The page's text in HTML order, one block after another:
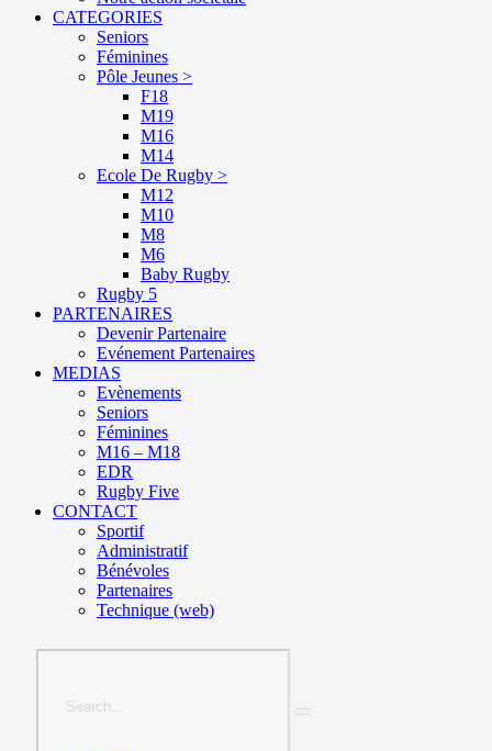
CATEGORIES
Seniors
Féminines
Pôle Jeunes >
F18
M19
M16
M14
Ecole De Rugby >
M12
M10
M8
M6
Baby Rugby
Rugby 5
PARTENAIRES
Devenir Partenaire
Evénement Partenaires
MEDIAS
Evènements
Seniors
Féminines
M16 – M18
EDR
Rugby Five
CONTACT
Sportif
Administratif
Bénévoles
Partenaires
Technique (web)